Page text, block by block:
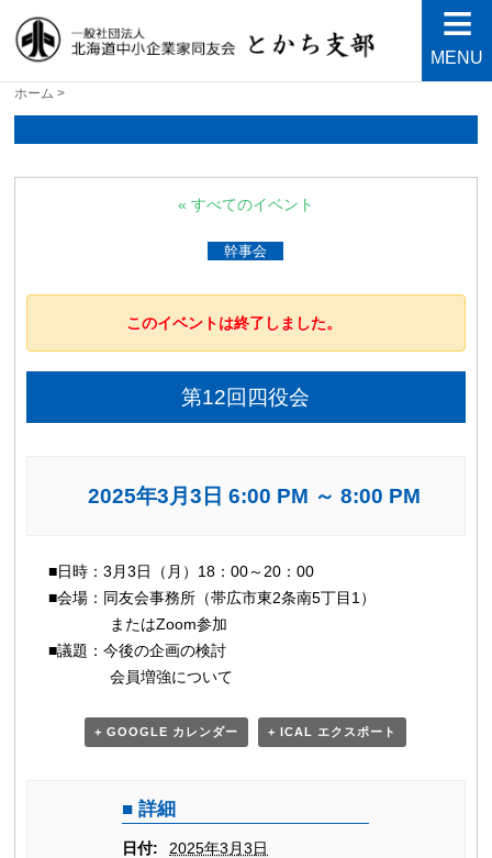
北海道中小企業家同友会と
かち支部
良い会社、良い経営者、よい経営環境づくりを目指し
MENU
ホーム >
« すべてのイベント
幹事会
このイベントは終了しました。
第12回四役会
2025年3月3日 6:00 PM ～ 8:00 PM
イ
ベ
ト
■日時：3月3日（月）18：00～20：00
■会場：同友会事務所（帯広市東2条南5丁目1）
またはZoom参加
■議題：今後の企画の検討
会員増強について
+ GOOGLE カレンダー + ICAL エクスポート
詳細
日付:
2025年3月3日